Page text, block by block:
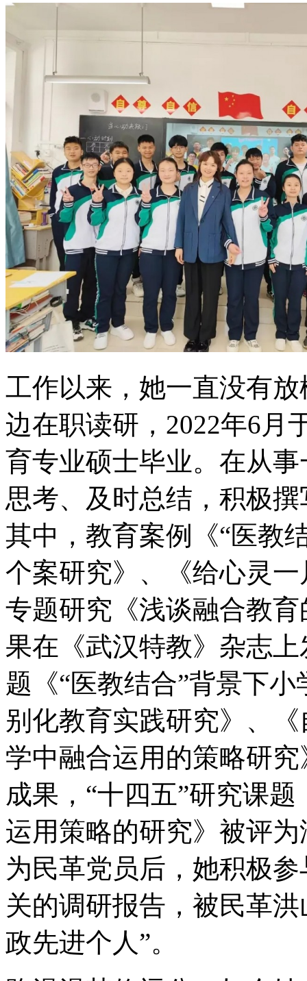
工作以来，她一直没有
边在职读研，2022年6月
育专业硕士毕业。在从
思考、及时总结，积极
其中，教育案例《“医教
个案研究》、《给心灵
专题研究《浅谈融合教
果在《武汉特教》杂志
题《“医教结合”背景下
别化教育实践研究》、
学中融合运用的策略研
成果，“十四五”研究课
运用策略的研究》被评
为民革党员后，她积极
关的调研报告，被民革
政先进个人”。